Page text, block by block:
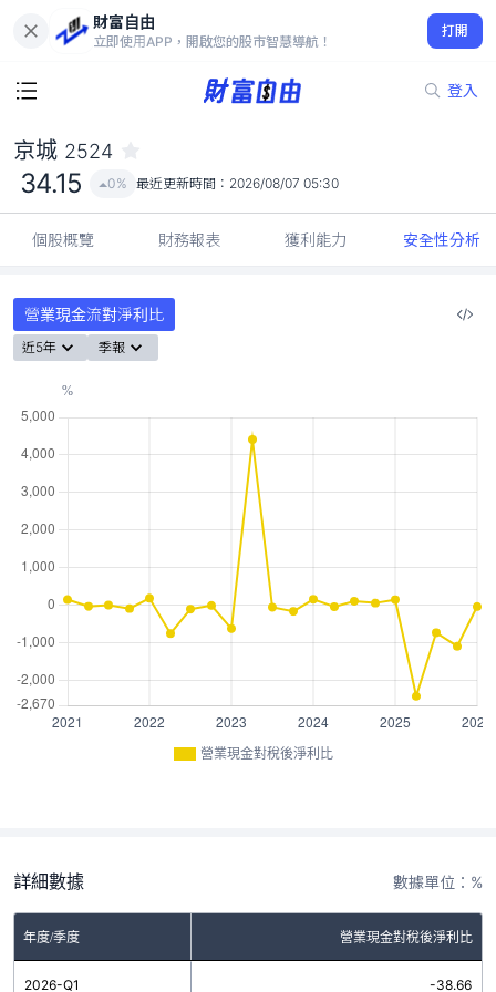
財富自由
立即使用APP，開啟您的股市智慧導航！
打開
登入
34.15
0%
京城 2524
34.15 0% 最近更新時間： 2026/08/07 05:30
個股概覽 財務報表 獲利能力 安全性分析
營業現金流對淨利比
近5年 季報
營業現金對稅後淨利比
詳細數據 數據單位：%
年度/季度 營業現金對稅後淨利比
2026-Q1 -38.66